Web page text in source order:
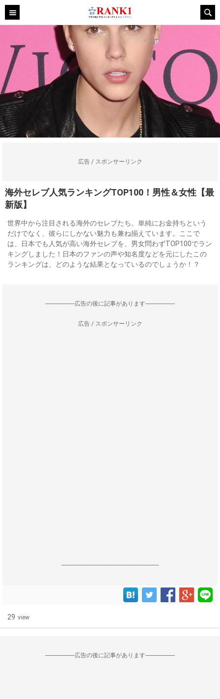
広告 / スポンサーリンク
海外セレブ人気ランキングTOP100！男性＆女性【最
新版】
世界中から注目される海外のセレブたち。単純にお金持ちという
だけでなく、彼らにしかない魅力も兼ね揃えています。ここで
は、日本でも人気が高い海外セレブを、男女問わずTOP100でラン
キングしました！日本のファンの声や知名度などを元にしたこの
ランキングは、どのような結果となっているのでしょうか！？
--------------------広告の後に記事があります--------------------
広告 / スポンサーリンク
------------------------------------------------------------------
29 view
--------------------広告の後に記事があります--------------------